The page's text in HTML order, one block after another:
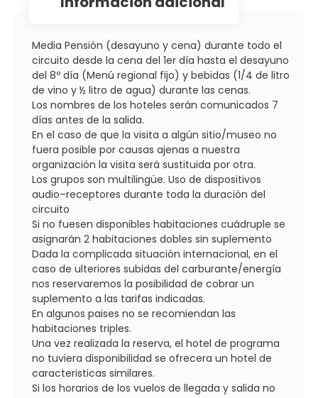
Media Pensión (desayuno y cena) durante todo el
circuito desde la cena del 1er día hasta el desayuno
del 8º día (Menú regional fijo) y bebidas (1/4 de litro
de vino y ½ litro de agua) durante las cenas.
Los nombres de los hoteles serán comunicados 7
días antes de la salida.
En el caso de que la visita a algún sitio/museo no
fuera posible por causas ajenas a nuestra
organización la visita será sustituida por otra.
Los grupos son multilingüe. Uso de dispositivos
audio–receptores durante toda la duración del
circuito
Si no fuesen disponibles habitaciones cuádruple se
asignarán 2 habitaciones dobles sin suplemento
Dada la complicada situación internacional, en el
caso de ulteriores subidas del carburante/energía
nos reservaremos la posibilidad de cobrar un
suplemento a las tarifas indicadas.
En algunos paises no se recomiendan las
habitaciones triples.
Una vez realizada la reserva, el hotel de programa
no tuviera disponibilidad se ofrecera un hotel de
caracteristicas similares.
Si los horarios de los vuelos de llegada y salida no